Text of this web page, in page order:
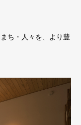
ち・人々を、より豊